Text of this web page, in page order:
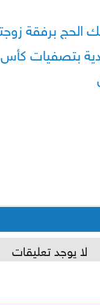
برفقة
بتصفيات كأس
لا يوجد تعليقات